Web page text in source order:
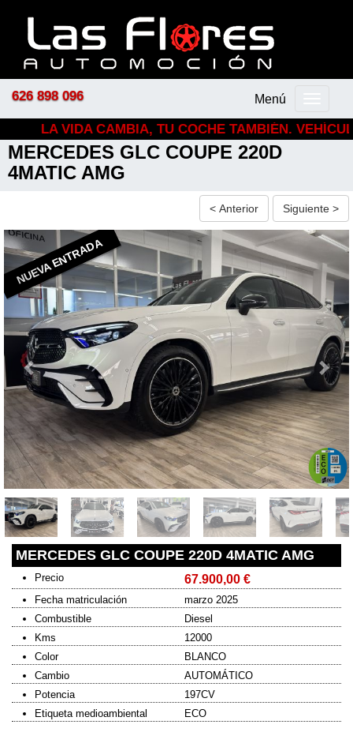
Menú
626 898 096
LA VIDA CAMBIA, TU COCHE TAMBIÉN.
MERCEDES GLC COUPE 220D
4MATIC AMG
Siguiente >
< Anterior
NUEVA ENTRADA
MERCEDES GLC COUPE 220D 4MATIC AMG
Precio 67.900,00 €
Fecha matriculación
marzo 2025
Combustible
Diesel
Kms
12000
Color
BLANCO
Cambio
AUTOMÁTICO
Potencia
197CV
Etiqueta medioambiental
ECO